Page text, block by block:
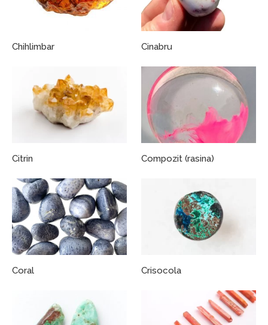
Chihlimbar Cinabru
Citrin Compozit (rasina)
Coral Crisocola